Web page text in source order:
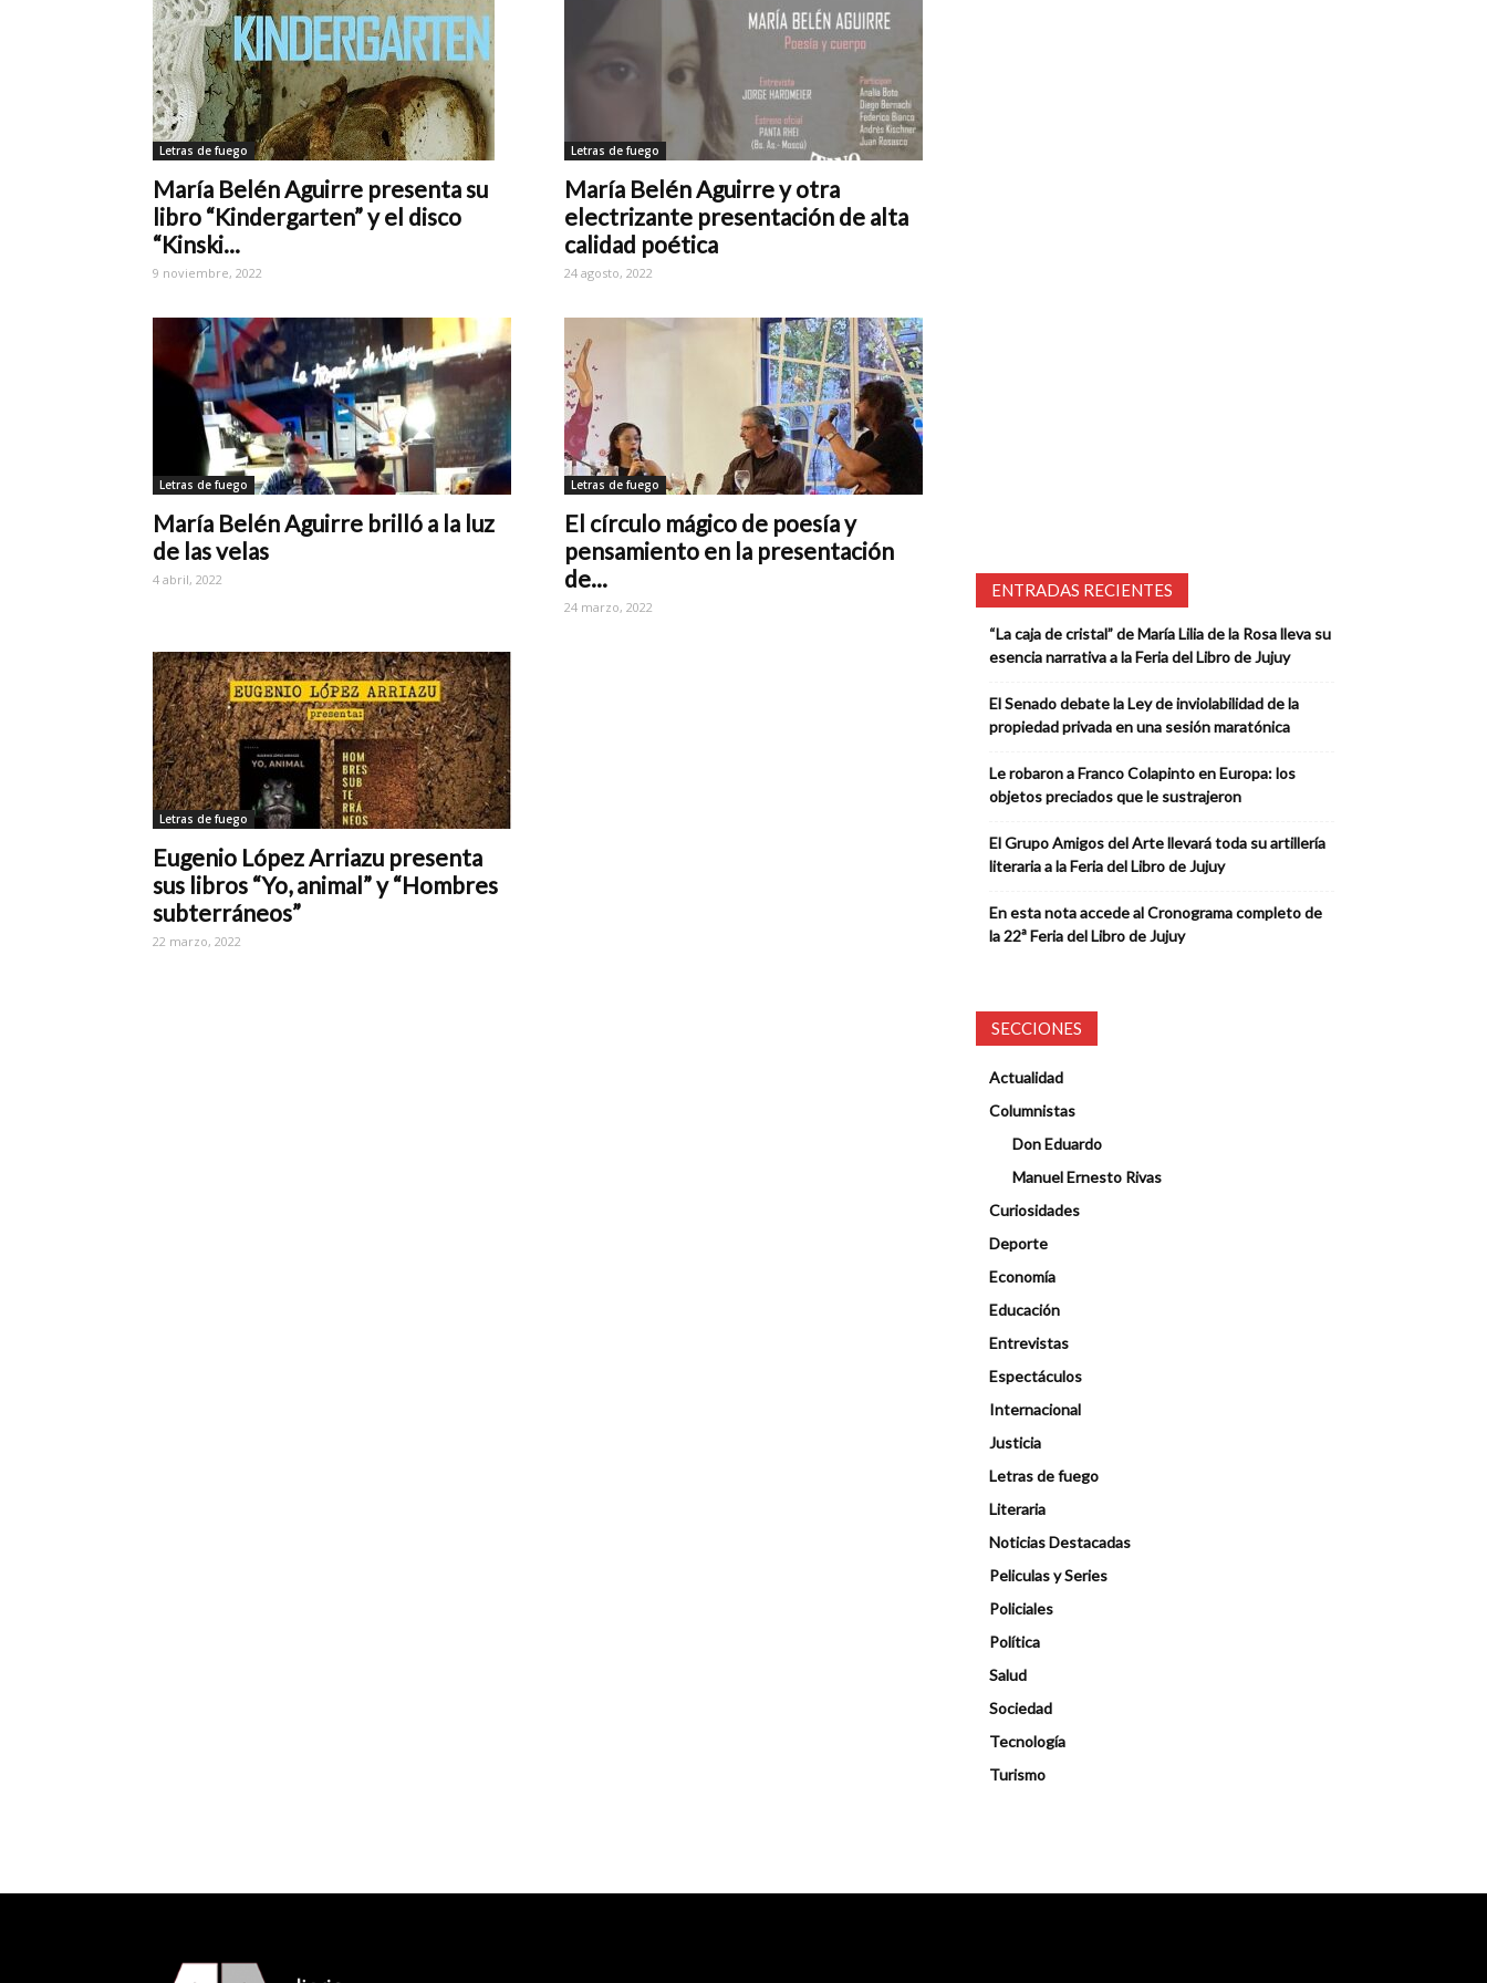
Letras de fuego
María Belén Aguirre presenta su
libro “Kindergarten” y el disco
“Kinski...
9 noviembre, 2022
Letras de fuego
María Belén Aguirre y otra
electrizante presentación de alta
calidad poética
24 agosto, 2022
Letras de fuego
María Belén Aguirre brilló a la luz
de las velas
4 abril, 2022
Letras de fuego
El círculo mágico de poesía y
pensamiento en la presentación
de...
24 marzo, 2022
Letras de fuego
Eugenio López Arriazu presenta
sus libros “Yo, animal” y “Hombres
subterráneos”
22 marzo, 2022
ENTRADAS RECIENTES
“La caja de cristal” de María Lilia de la Rosa lleva su
esencia narrativa a la Feria del Libro de Jujuy
El Senado debate la Ley de inviolabilidad de la
propiedad privada en una sesión maratónica
Le robaron a Franco Colapinto en Europa: los
objetos preciados que le sustrajeron
El Grupo Amigos del Arte llevará toda su artillería
literaria a la Feria del Libro de Jujuy
En esta nota accede al Cronograma completo de
la 22ª Feria del Libro de Jujuy
SECCIONES
Actualidad
Columnistas
Don Eduardo
Manuel Ernesto Rivas
Curiosidades
Deporte
Economía
Educación
Entrevistas
Espectáculos
Internacional
Justicia
Letras de fuego
Literaria
Noticias Destacadas
Peliculas y Series
Policiales
Política
Salud
Sociedad
Tecnología
Turismo